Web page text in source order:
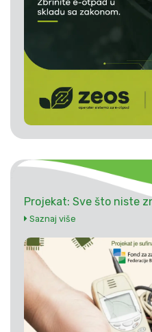
Projekat: Sve što niste
Saznaj više